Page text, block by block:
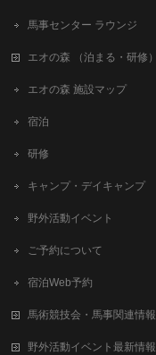
馬事センター ラウンジ
エオの森 （泊まる・研修）
エオの森 施設マップ
宿泊
研修
キャンプ・デイキャンプ
野外活動イベント
ご予約について
宿泊Web予約
馬術競技会・馬事関連情報
野外活動イベント最新情報